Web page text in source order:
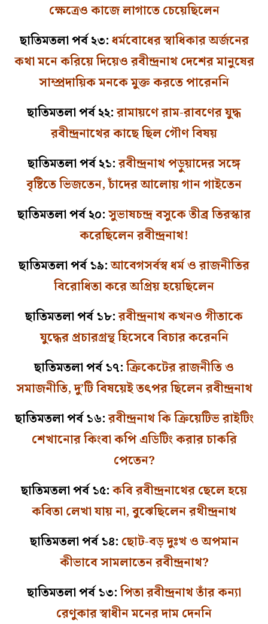
ক্ষেত্রেও কাজে লাগাতে চেয়েছিলেন
ছাতিমতলা পর্ব ২৩:ধর্মবোধের স্বাধিকার অর্জনের
কথা মনে করিয়ে দিয়েও রবীন্দ্রনাথ দেশের মানুষের
সাম্প্রদায়িক মনকে মুক্ত করতে পারেননি
ছাতিমতলা পর্ব ২২:রামায়ণে রাম-রাবণের যুদ্ধ
রবীন্দ্রনাথের কাছে ছিল গৌণ বিষয়
ছাতিমতলা পর্ব ২১:রবীন্দ্রনাথ পড়ুয়াদের সঙ্গে
বৃষ্টিতে ভিজতেন, চাঁদের আলোয় গান গাইতেন
ছাতিমতলা পর্ব ২০:সুভাষচন্দ্র বসুকে তীব্র তিরস্কার
করেছিলেন রবীন্দ্রনাথ!
ছাতিমতলা পর্ব ১৯:আবেগসর্বস্ব ধর্ম ও রাজনীতির
বিরোধিতা করে অপ্রিয় হয়েছিলেন
ছাতিমতলা পর্ব ১৮:রবীন্দ্রনাথ কখনও গীতাকে
যুদ্ধের প্রচারগ্রন্থ হিসেবে বিচার করেননি
ছাতিমতলা পর্ব ১৭:ক্রিকেটের রাজনীতি ও
সমাজনীতি, দু’টি বিষয়েই তৎপর ছিলেন রবীন্দ্রনাথ
ছাতিমতলা পর্ব ১৬:রবীন্দ্রনাথ কি ক্রিয়েটিভ রাইটিং
শেখানোর কিংবা কপি এডিটিং করার চাকরি
পেতেন?
ছাতিমতলা পর্ব ১৫:কবি রবীন্দ্রনাথের ছেলে হয়ে
কবিতা লেখা যায় না, বুঝেছিলেন রথীন্দ্রনাথ
ছাতিমতলা পর্ব ১৪: ছোট-বড় দুঃখ ও অপমান
কীভাবে সামলাতেন রবীন্দ্রনাথ?
ছাতিমতলা পর্ব ১৩:পিতা রবীন্দ্রনাথ তাঁর কন্যা
রেণুকার স্বাধীন মনের দাম দেননি